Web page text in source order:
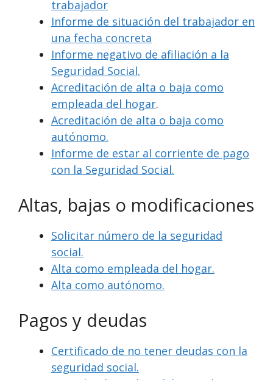
trabajador
Informe de situación del trabajador en
una fecha concreta
Informe negativo de afiliación a la
Seguridad Social.
Acreditación de alta o baja como
empleada del hogar.
Acreditación de alta o baja como
autónomo.
Informe de estar al corriente de pago
con la Seguridad Social.
Altas, bajas o modificaciones
Solicitar número de la seguridad
social.
Alta como empleada del hogar.
Alta como autónomo.
Pagos y deudas
Certificado de no tener deudas con la
seguridad social.